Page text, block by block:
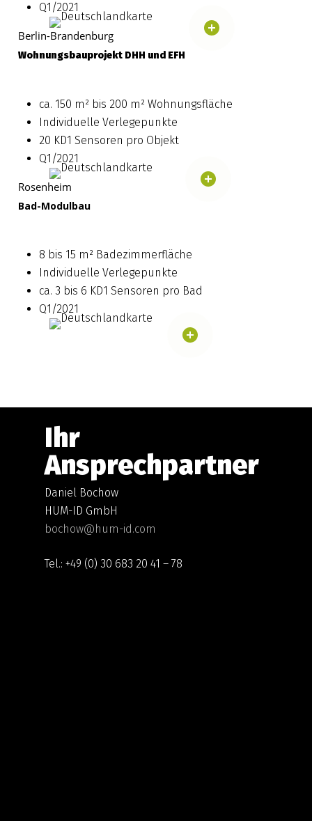
Q1/2021
Berlin-Brandenburg
Wohnungsbauprojekt DHH und EFH
ca. 150 m² bis 200 m² Wohnungsfläche
Individuelle Verlegepunkte
20 KD1 Sensoren pro Objekt
Q1/2021
Rosenheim
Bad-Modulbau
8 bis 15 m² Badezimmerfläche
Individuelle Verlegepunkte
ca. 3 bis 6 KD1 Sensoren pro Bad
Q1/2021
Ihr
Ansprechpartner
Daniel Bochow
HUM-ID GmbH
bochow@hum-id.com
Tel.: +49 (0) 30 683 20 41 – 78